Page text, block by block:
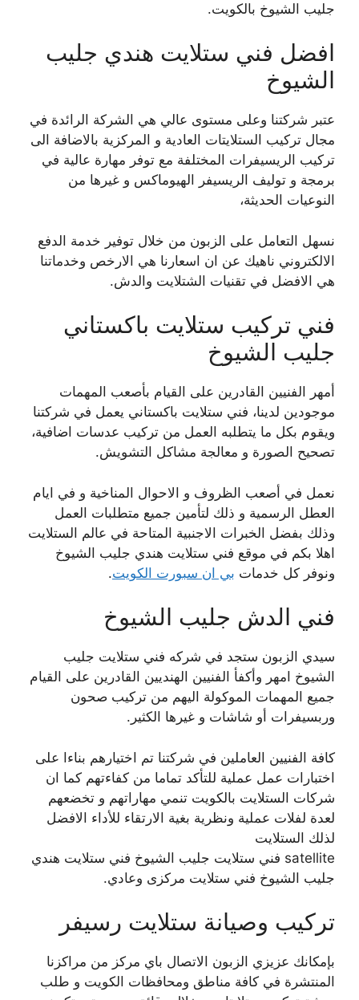
جليب الشيوخ بالكويت.
افضل فني ستلايت هندي جليب
الشيوخ
عتبر شركتنا وعلى مستوى عالي هي الشركة الرائدة في
مجال تركيب الستلايتات العادية و المركزية بالاضافة الى
تركيب الريسيفرات المختلفة مع توفر مهارة عالية في
برمجة و توليف الريسيفر الهيوماكس و غيرها من
النوعيات الحديثة،
نسهل التعامل على الزبون من خلال توفير خدمة الدفع
الالكتروني ناهيك عن ان اسعارنا هي الارخص وخدماتنا
هي الافضل في تقنيات الشتلايت والدش.
فني تركيب ستلايت باكستاني
جليب الشيوخ
أمهر الفنيين القادرين على القيام بأصعب المهمات
موجودين لدينا، فني ستلايت باكستاني يعمل في شركتنا
ويقوم بكل ما يتطلبه العمل من تركيب عدسات اضافية،
تصحيح الصورة و معالجة مشاكل التشويش.
نعمل في أصعب الظروف و الاحوال المناخية و في ايام
العطل الرسمية و ذلك لتأمين جميع متطلبات العمل
وذلك بفضل الخبرات الاجنبية المتاحة في عالم الستلايت
اهلا بكم في موقع فني ستلايت هندي جليب الشيوخ
ونوفر كل خدمات بي ان سبورت الكويت.
فني الدش جليب الشيوخ
سيدي الزبون ستجد في شركه فني ستلايت جليب
الشيوخ امهر وأكفأ الفنيين الهنديين القادرين على القيام
جميع المهمات الموكولة اليهم من تركيب صحون
وربسيفرات أو شاشات و غيرها الكثير.
كافة الفنيين العاملين في شركتنا تم اختيارهم بناءا على
اختبارات عمل عملية للتأكد تماما من كفاءتهم كما ان
شركات الستلايت بالكويت تنمي مهاراتهم و تخضعهم
لعدة لفلات عملية ونظرية بغية الارتقاء للأداء الافضل
لذلك الستلايت
satellite فني ستلايت جليب الشيوخ فني ستلايت هندي
جليب الشيوخ فني ستلايت مركزى وعادي.
تركيب وصيانة ستلايت رسيفر
بإمكانك عزيزي الزبون الاتصال باي مركز من مراكزنا
المنتشرة في كافة مناطق ومحافظات الكويت و طلب